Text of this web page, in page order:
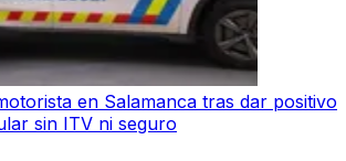
en Salamanca tras dar positivo
sin ITV ni seguro